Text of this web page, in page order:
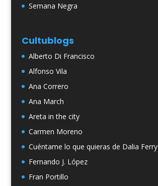
Semana Negra
Cultublogs
Alberto Di Francisco
Alfonso Vila
Ana Correro
Ana March
Areta in the city
Carmen Moreno
Cuéntame lo que quieras de Dalia Ferry
Fernando J. López
Fran Portillo